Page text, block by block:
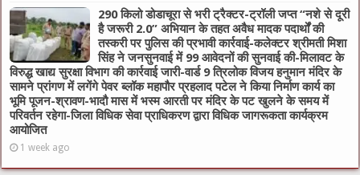
290 किलो डोडाचूरा से भरी ट्रैक्टर-ट्रॉली जप्त “नशे से दूरी
है जरूरी 2.0” अभियान के तहत अवैध मादक पदार्थों की
तस्करी पर पुलिस की प्रभावी कार्रवाई-कलेक्टर श्रीमती मिशा
सिंह ने जनसुनवाई में 99 आवेदनों की सुनवाई की-मिलावट के
विरुद्ध खाद्य सुरक्षा विभाग की कार्रवाई जारी-वार्ड 9 त्रिलोक विजय हनुमान मंदिर के
सामने प्रांगण में लगेंगे पेवर ब्लॉक महापौर प्रहलाद पटेल ने किया निर्माण कार्य का
भूमि पूजन-श्रावण-भादौ मास में भस्म आरती पर मंदिर के पट खुलने के समय में
परिवर्तन रहेगा-जिला विधिक सेवा प्राधिकरण द्वारा विधिक जागरूकता कार्यक्रम
आयोजित
1 week ago